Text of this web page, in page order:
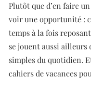
Plutôt que d’en faire
voir une opportunité :
temps à la fois
se jouent aussi ailleurs
simples du quotidien.
cahiers de vacances